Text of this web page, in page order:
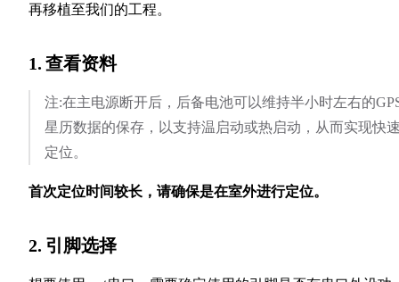
再移植至我们的工程。
1. 查看资料
注:在主电源断开后，后备电池可以维持半小时左右的
星历数据的保存，以支持温启动或热启动，从而实现快
定位。
首次定位时间较长，请确保是在室外进行定位。
2. 引脚选择